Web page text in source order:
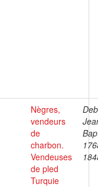
Nègres,
vendeurs
de
charbon.
Vendeuses
de pled
Turquie